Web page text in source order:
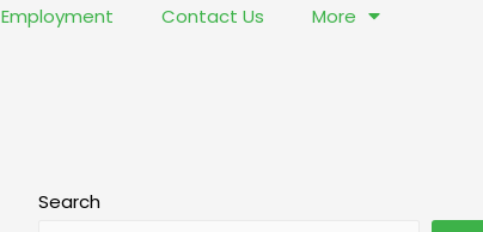
Employment Contact Us More
Search